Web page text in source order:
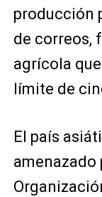
producción
de correos,
agrícola
límite de
El país
amenazado